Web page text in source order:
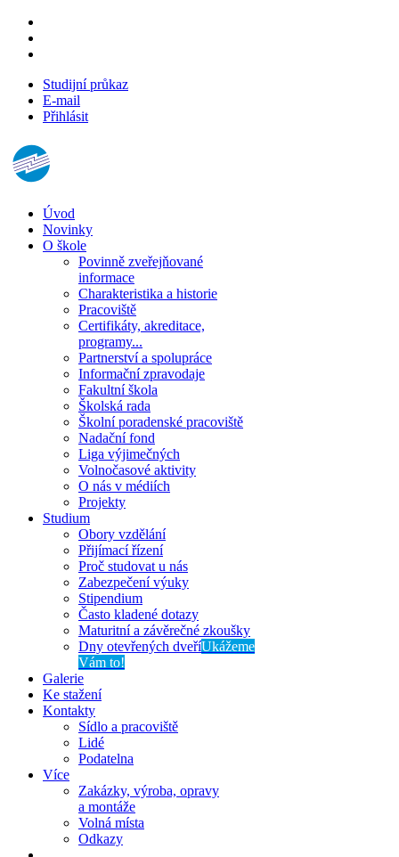
Studijní průkaz
E-mail
Přihlásit
Úvod
Novinky
O škole
Povinně zveřejňované
informace
Charakteristika a historie
Pracoviště
Certifikáty, akreditace,
programy...
Partnerství a spolupráce
Informační zpravodaje
Fakultní škola
Školská rada
Školní poradenské pracoviště
Nadační fond
Liga výjimečných
Volnočasové aktivity
O nás v médiích
Projekty
Studium
Obory vzdělání
Přijímací řízení
Proč studovat u nás
Zabezpečení výuky
Stipendium
Často kladené dotazy
Maturitní a závěrečné zkoušky
Dny otevřených dveříUkážeme
Vám to!
Galerie
Ke stažení
Kontakty
Sídlo a pracoviště
Lidé
Podatelna
Více
Zakázky, výroba, opravy
a montáže
Volná místa
Odkazy